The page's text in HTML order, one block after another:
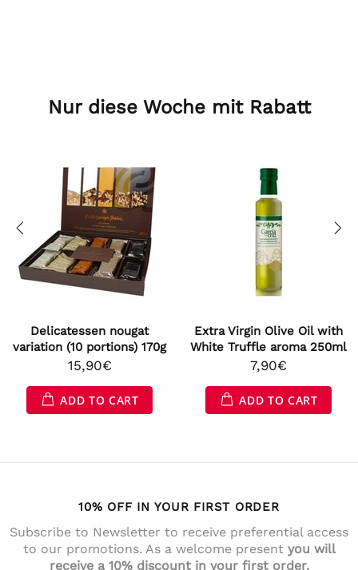
Nur diese Woche mit Rabatt
Delicatessen nougat
variation (10 portions) 170g
15,90€
ADD TO CART
Extra Virgin Olive Oil with
White Truffle aroma 250ml
7,90€
ADD TO CART
10% OFF IN YOUR FIRST ORDER
Subscribe to Newsletter to receive preferential access
to our promotions. As a welcome present you will
receive a 10% discount in your first order.